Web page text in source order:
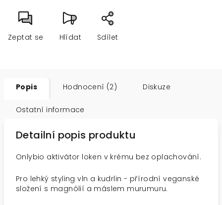
Zeptat se Hlídat Sdílet
Popis Hodnocení (2) Diskuze
Ostatní informace
Detailní popis produktu
Onlybio aktivátor loken v krému bez oplachování.
Pro lehký styling vln a kudrlin - přírodní veganské
složení s magnólií a máslem murumuru.